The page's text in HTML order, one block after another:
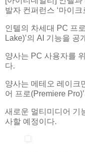
발자 컨퍼런스 ‘마이
인텔의 차세대 PC 프
Lake)’의 AI 기능을 공
양사는 PC 사용자를
다.
양사는 메테오 레이크
어 프로(Premiere
새로운 멀티미디어 기
사할 예정이다.